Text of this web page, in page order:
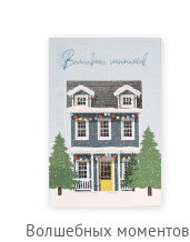
Волшебных моментов